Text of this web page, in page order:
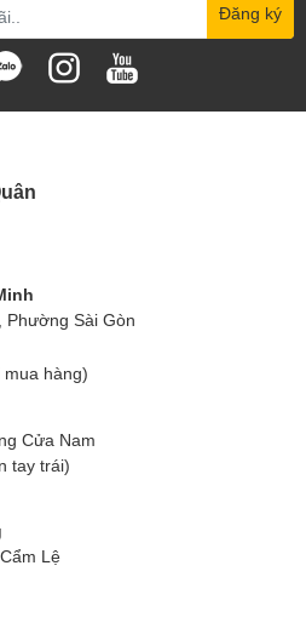
Việt Nam. Chúng tôi cam kết cung cấp
hàng miễn phí trên toàn quốc thông
nhu cầu của khách hàng, chúng tôi
Hà Nội và Đà Nẵng, nơi Quý khách
Đăng ký
Phường Sài Gòn
mua hàng)
Cửa Nam
tay trái)
Lệ